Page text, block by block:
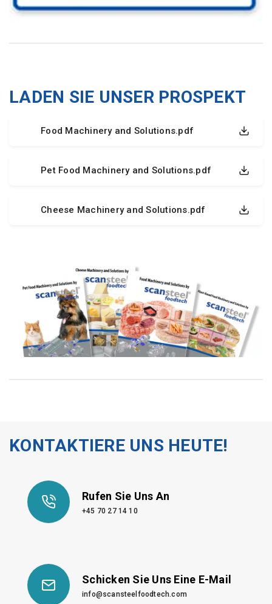
LADEN SIE UNSER PROSPEKT
Food Machinery and Solutions.pdf
Pet Food Machinery and Solutions.pdf
Cheese Machinery and Solutions.pdf
KONTAKTIERE UNS HEUTE!
Rufen Sie Uns An
+45 70 27 14 10
Schicken Sie Uns Eine E-Mail
info@scansteelfoodtech.com